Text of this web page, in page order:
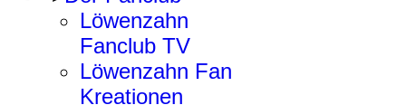
Löwenzahn
Fanclub TV
Löwenzahn Fan
Kreationen